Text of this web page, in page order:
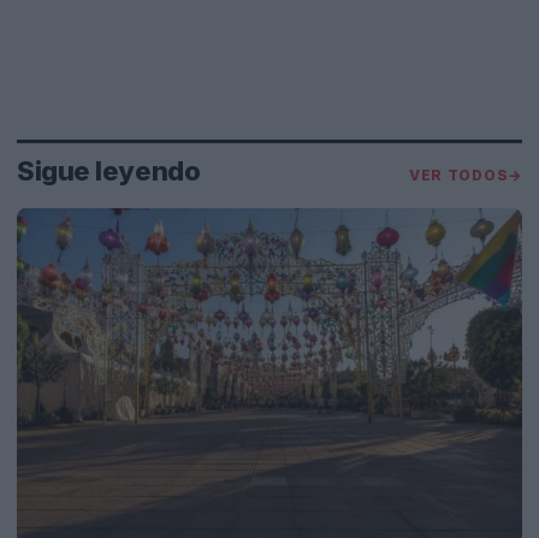
Sigue leyendo VER TODOS→